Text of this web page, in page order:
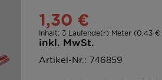
1,30 €
Inhalt: 3 Laufende(r) Meter (0,43
inkl. MwSt.
Artikel-Nr.: 746859